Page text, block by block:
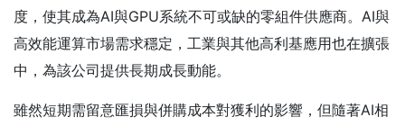
度，使其成為AI與GPU系統不可或缺的零組件供應商。AI與
高效能運算市場需求穩定，工業與其他高利基應用也在擴張
中，為該公司提供長期成長動能。
雖然短期需留意匯損與併購成本對獲利的影響，但隨著AI相